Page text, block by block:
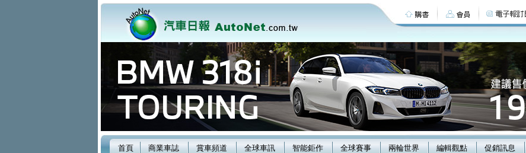
首頁 商業車誌 賞車頻道 全球車訊 智能鉅作 全球賽事 兩輪世界 編輯觀點 促銷訊息